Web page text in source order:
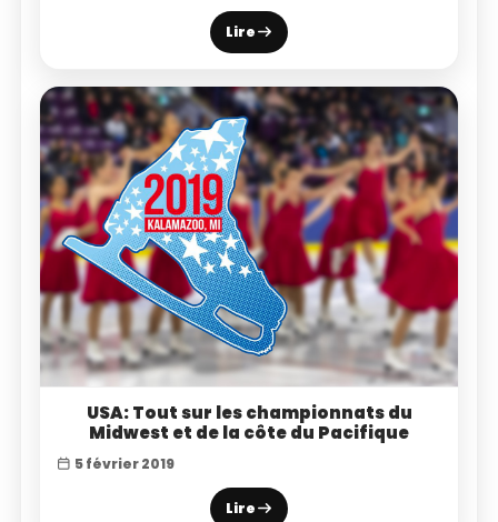
Lire
USA: Tout sur les championnats du
Midwest et de la côte du Pacifique
5 février 2019
Lire